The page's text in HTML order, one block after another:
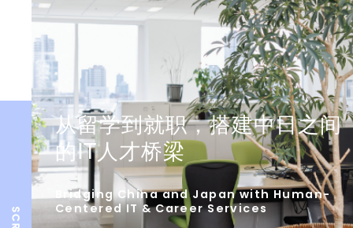
从留学到就职，搭建中日之间
的IT人才桥梁
Bridging China and Japan with Human-
Centered IT & Career Services